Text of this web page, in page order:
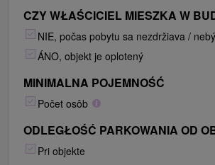
CZY WŁAŚCICIEL MIESZKA W
NIE, počas pobytu sa nezdržiava /
ÁNO, objekt je oplotený
MINIMALNA POJEMNOŚĆ
Počet osôb
ODLEGŁOŚĆ PARKOWANIA OD
Pri objekte